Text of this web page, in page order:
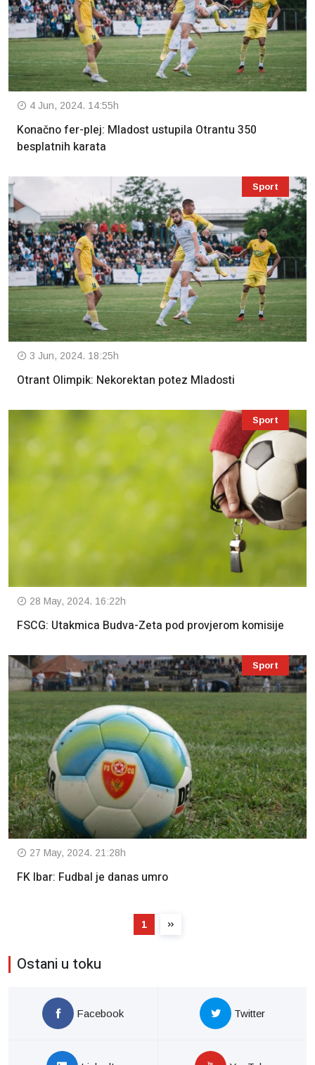
4 Jun, 2024. 14:55h
Konačno fer-plej: Mladost ustupila Otrantu 350
besplatnih karata
Sport
3 Jun, 2024. 18:25h
Otrant Olimpik: Nekorektan potez Mladosti
Sport
28 May, 2024. 16:22h
FSCG: Utakmica Budva-Zeta pod provjerom komisije
Sport
27 May, 2024. 21:28h
FK Ibar: Fudbal je danas umro
1
Ostani u toku
Facebook Twitter